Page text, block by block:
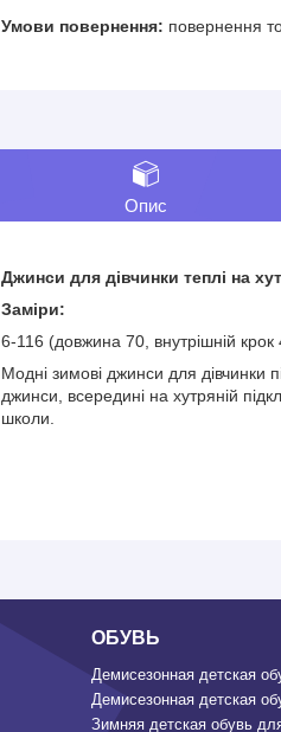
повернення
Опис
Джинси для дівчинки теплі на
Заміри:
6-116 (довжина 70, внутрішній
Модні зимові джинси для дівчинки
джинси, всередині на хутряній
школи.
ОБУВЬ
Демисезонная детская
Демисезонная детская
Зимняя детская обувь